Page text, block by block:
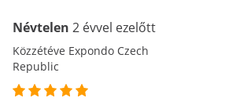
Névtelen 2 évvel ezelőtt
Közzétéve Expondo Czech
Republic